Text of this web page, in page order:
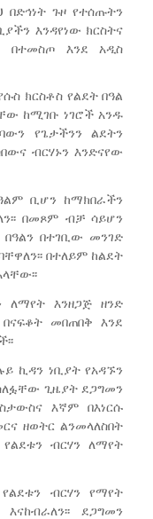
ጉዞ የተሰጡትን
እንዳየነው ክርስትና
በተመስጦ እንደ አዲስ
ክርስቶስ የልደት በዓል
ከሚገቡ ነገሮች አንዱ
የጌታችንን ልደትን
ብርሃኑን እንድናየው
ቢሆን ከማክበራችን
በመጾም ብቻ ሳይሆን
በዓልን በተገቢው መንገድ
በተለይም ከልደት
ለማየት እንዘጋጅ ዘንድ
መበጠበቅ እንደ
ኪዳን ነቢያት የአዳኙን
ጊዜያት ደጋግመን
እኛም በእነርሱ
ዘወትር ልንመላለስበት
ብርሃን ለማየት
ብርሃን የማየት
ደጋግመን